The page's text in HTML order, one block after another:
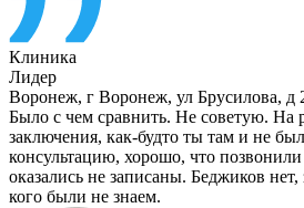
Клиника
Лидер
Воронеж, г Воронеж, ул Брусилова, д
Было с чем сравнить. Не советую. На
заключения, как-будто ты там и не
консультацию, хорошо, что
оказались не записаны. Беджиков
кого были не знаем.